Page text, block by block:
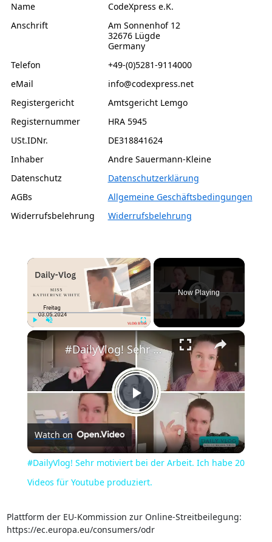
Name
CodeXpress e.K.
Anschrift
Am Sonnenhof 12
32676 Lügde
Germany
Telefon
+49-(0)5281-9114000
eMail
info@codexpress.net
Registergericht
Amtsgericht Lemgo
Registernummer
HRA 5945
USt.IDNr.
DE318841624
Inhaber
Andre Sauermann-Kleine
Datenschutz
Datenschutzerklärung
AGBs
Allgemeine Geschäftsbedingungen
Widerrufsbelehrung
Widerrufsbelehrung
×
Now Playing
×
Play
Video
#DailyVlog! Sehr motiviert bei der Arbeit. Ich habe 20 Videos für Youtube produziert.
Watch on
#DailyVlog! Sehr motiviert bei der Arbeit. Ich habe 20
Videos für Youtube produziert.
Plattform der EU-Kommission zur Online-Streitbeilegung:
https://ec.europa.eu/consumers/odr